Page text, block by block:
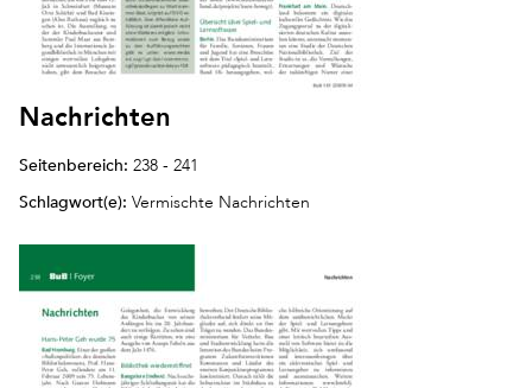
Nachrichten
Seitenbereich: 238 - 241
Schlagwort(e): Vermischte Nachrichten